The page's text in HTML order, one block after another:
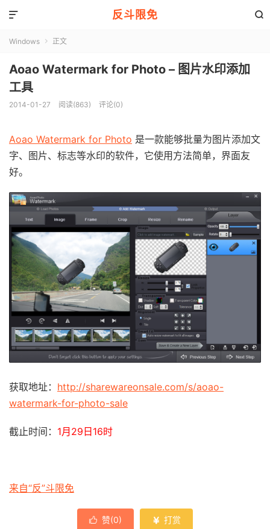
反斗限免 

Windows  正文
Aoao Watermark for Photo – 图片水印添加
工具
2014-01-27 阅读(863) 评论(0)
Aoao Watermark for Photo 是一款能够批量为图片添加文
字、图片、标志等水印的软件，它使用方法简单，界面友
好。
获取地址： http://sharewareonsale.com/s/aoao-
watermark-for-photo-sale
截止时间： 1月29日16时
来自“反”斗限免
 赞(0)  打赏